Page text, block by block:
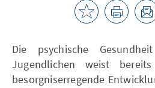
Die psychische
Jugendlichen weist
besorgniserregende